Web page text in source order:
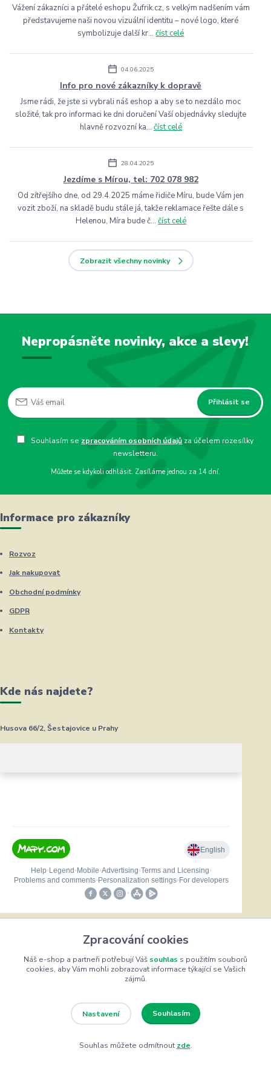
Vážení zákazníci a přátelé eshopu Žufrik.cz, s velkým nadšením vám
představujeme naši novou vizuální identitu – nové logo, které
symbolizuje další kr...číst celé
04.06.2025
Info pro nové zákazníky k dopravě
Jsme rádi, že jste si vybrali náš eshop a aby se to nezdálo moc
složité, tak pro informaci ke dni doručení Vaší objednávky sledujte
hlavně rozvozní ka... číst celé
28.04.2025
Jezdíme s Mírou, tel: 702 078 982
Od zítřejšího dne, od 29.4.2025 máme řidiče Míru, bude Vám jen
vozit zboží, na skladě budu stále já, takže reklamace řešte dále s
Helenou, Míra bude č... číst celé
Zobrazit všechny novinky
Nepropásněte novinky, akce a slevy!
Přihlásit se
Souhlasím se zpracováním osobních údajů za účelem rozesílky
newsletteru.
Můžete se kdykoli odhlásit. Zasíláme jednou za 14 dní.
Informace pro zákazníky
Rozvoz
Jak nakupovat
Obchodní podmínky
GDPR
Kontakty
Kde nás najdete?
Husova 66/2, Šestajovice u Prahy
Kontakty
Helena Bayerová
+420 604 711 491
(Po-Čt, 8-16 hod.)
Zpracování cookies
Náš e-shop a partneři potřebují Váš souhlas s použitím souborů
cookies, aby Vám mohli zobrazovat informace týkající se Vašich
zájmů.
Nastavení Souhlasím
Souhlas můžete odmítnout zde.